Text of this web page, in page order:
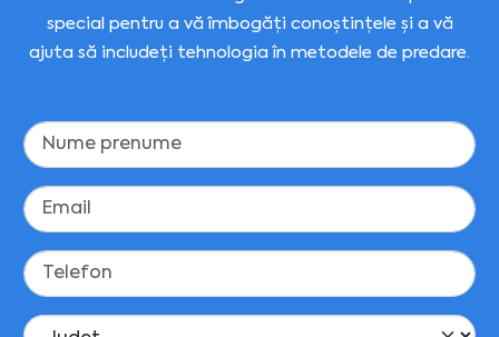
special pentru a vă îmbogăți conoștințele și a vă
ajuta să includeți tehnologia în metodele de predare.